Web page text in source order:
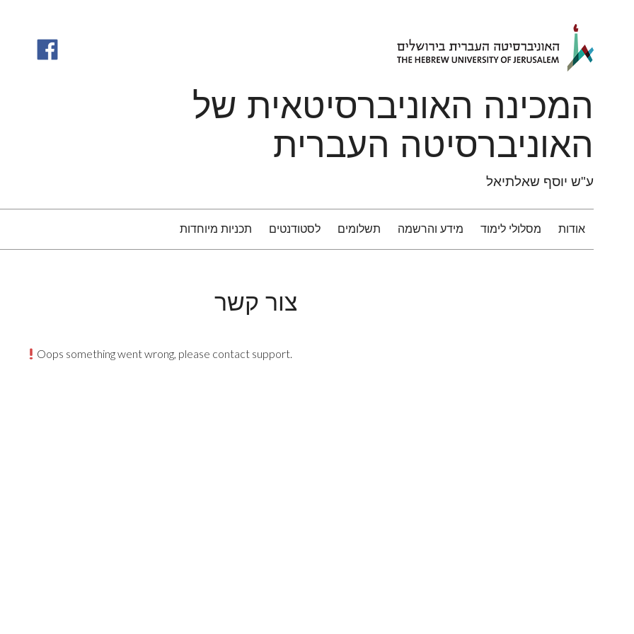
המכינה האוניברסיטאית של
האוניברסיטה העברית
ע"ש יוסף שאלתיאל
אודות מסלולי לימוד מידע והרשמה תשלומים לסטודנטים תכניות מיוחדות
צור קשר